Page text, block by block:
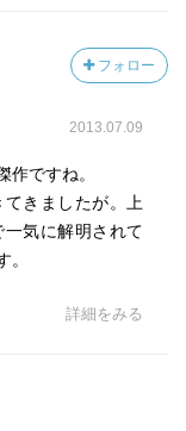
フォロー
2013.07.09
ですね。
きましたが。上
気に解明されて
詳細をみる